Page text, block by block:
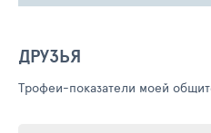
ДРУЗЬЯ
Трофеи-показатели моей